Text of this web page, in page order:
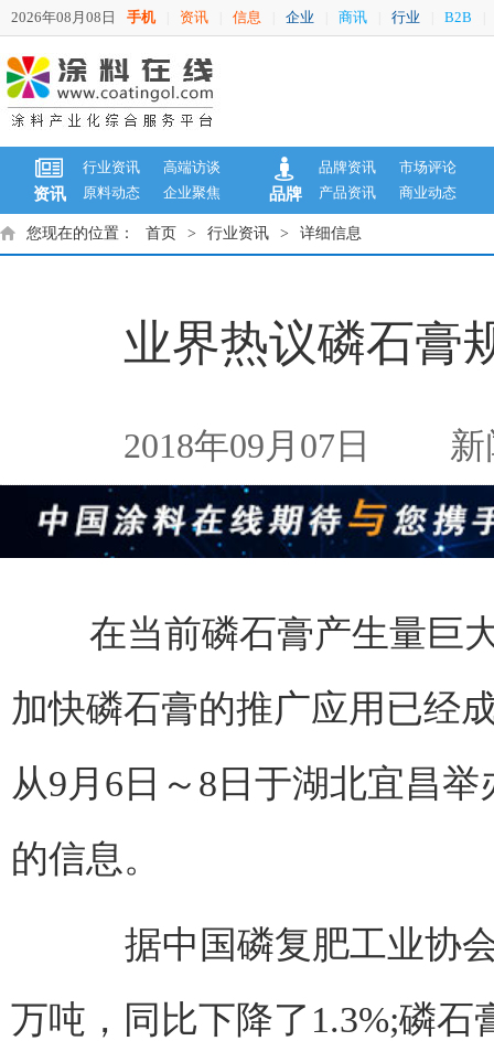
2026年08月08日 手机 资讯 信息 企业 商讯 行业 B2B
资讯
行业资讯
高端访谈
原料动态
企业聚焦 品牌
品牌资讯
市场评论
产品资讯
商业动态
您现在的位置： 首页 > 行业资讯 > 详细信息
业界热议磷石膏
2018年09月07日 新
在当前磷石膏产生量巨
加快磷石膏的推广应用已经
从9月6日～8日于湖北宜昌
的信息。
据中国磷复肥工业协会
万吨，同比下降了1.3%;磷石